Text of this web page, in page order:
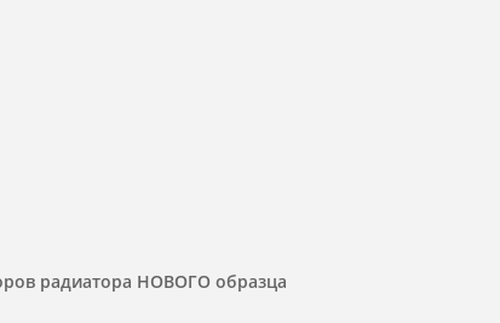
радиатора НОВОГО образца